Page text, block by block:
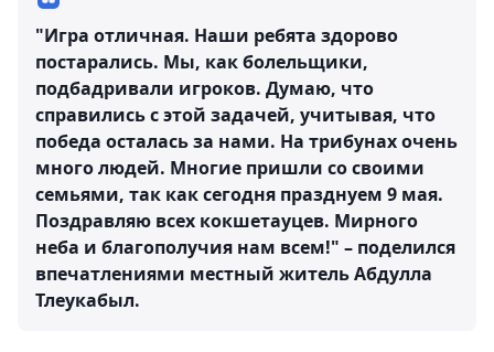
"Игра отличная. Наши ребята здорово
постарались. Мы, как болельщики,
подбадривали игроков. Думаю, что
справились с этой задачей, учитывая, что
победа осталась за нами. На трибунах очень
много людей. Многие пришли со своими
семьями, так как сегодня празднуем 9 мая.
Поздравляю всех кокшетауцев. Мирного
неба и благополучия нам всем!" – поделился
впечатлениями местный житель Абдулла
Тлеукабыл.